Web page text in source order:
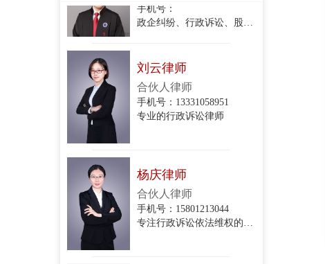
刘云律师
手机号：13331058951
专业的行政诉讼律师
手机号：15801213044